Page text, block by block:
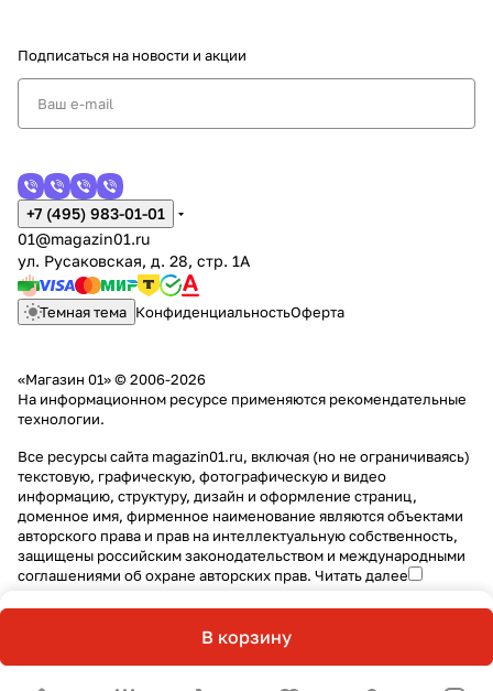
В корзину
Подписаться на новости и акции
+7 (495) 983-01-01
01@magazin01.ru
ул. Русаковская, д. 28, стр. 1А
Темная тема КонфиденциальностьОферта
«Магазин 01» © 2006-2026
На информационном ресурсе применяются рекомендательные
технологии.
Все ресурсы сайта magazin01.ru, включая (но не ограничиваясь)
текстовую, графическую, фотографическую и видео
информацию, структуру, дизайн и оформление страниц,
доменное имя, фирменное наименование являются объектами
авторского права и прав на интеллектуальную собственность,
защищены российским законодательством и международными
соглашениями об охране авторских прав. Читать далее